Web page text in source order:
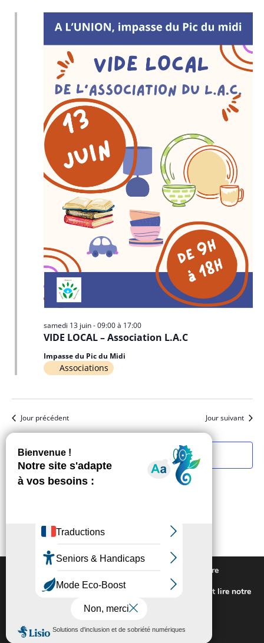
VIDE LOCAL – Association L.A.C
samedi 13 juin - 09:00à 17:00
Impasse du Pic du Midi
Associations
Jour précédent Jour suivant
S’abonner au calendrier
Nous utilisons des cookies pour vous offrir la meilleure
expérience sur notre site.
Pour connaitre les cookies utilisés ou les désactiver et lire notre
politique de confidentialité,
cliquez-ici
Accepter